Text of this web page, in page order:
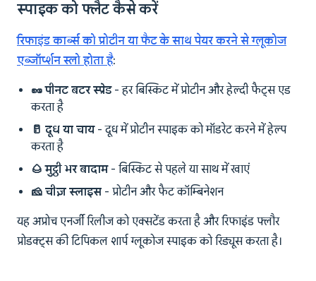
स्पाइक को फ्लैट कैसे करें
रिफाइंड कार्ब्स को प्रोटीन या फैट के साथ पेयर करने से ग्लूकोज
एब्जॉर्प्शन स्लो होता है:
🥜 पीनट बटर स्प्रेड- हर बिस्किट में प्रोटीन और हेल्दी फैट्स एड
करता है
🥛 दूध या चाय- दूध में प्रोटीन स्पाइक को मॉडरेट करने में हेल्प
करता है
🌰 मुट्ठी भर बादाम- बिस्किट से पहले या साथ में खाएं
🧀 चीज़ स्लाइस - प्रोटीन और फैट कॉम्बिनेशन
यह अप्रोच एनर्जी रिलीज को एक्सटेंड करता है और रिफाइंड फ्लौर
प्रोडक्ट्स की टिपिकल शार्प ग्लूकोज स्पाइक को रिड्यूस करता है।